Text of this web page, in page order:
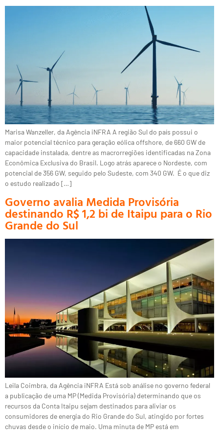
Marisa Wanzeller, da Agência iNFRA A região Sul do país possui o
maior potencial técnico para geração eólica offshore, de 660 GW de
capacidade instalada, dentre as macrorregiões identificadas na Zona
Econômica Exclusiva do Brasil. Logo atrás aparece o Nordeste, com
potencial de 356 GW, seguido pelo Sudeste, com 340 GW. É o que diz
o estudo realizado […]
Governo avalia Medida Provisória
destinando R$ 1,2 bi de Itaipu para o Rio
Grande do Sul
Leila Coimbra, da Agência iNFRA Está sob análise no governo federal
a publicação de uma MP (Medida Provisória) determinando que os
recursos da Conta Itaipu sejam destinados para aliviar os
consumidores de energia do Rio Grande do Sul, atingido por fortes
chuvas desde o início de maio. Uma minuta de MP está em